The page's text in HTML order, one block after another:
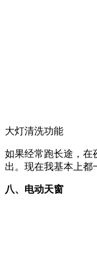
大灯清洗功能
如果经常跑长途，在
出。现在我基本上都
八、电动天窗